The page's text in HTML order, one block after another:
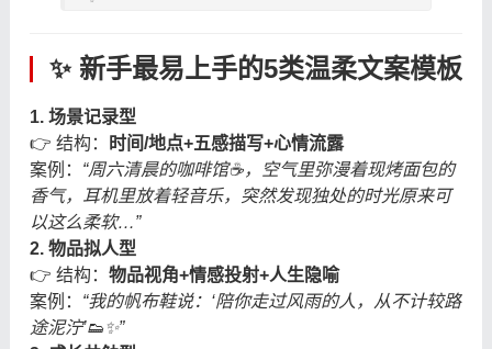
✨ 新手最易上手的5类温柔文案模板
1. 场景记录型
👉 结构：
时间/地点+五感描写+心情流露
案例： “周六清晨的咖啡馆☕️，空气里弥漫着现烤面包的
香气，耳机里放着轻音乐，突然发现独处的时光原来可
以这么柔软…”
2. 物品拟人型
👉 结构： 物品视角+情感投射+人生隐喻
案例： “我的帆布鞋说：‘陪你走过风雨的人，从不计较路
途泥泞’👟✨”